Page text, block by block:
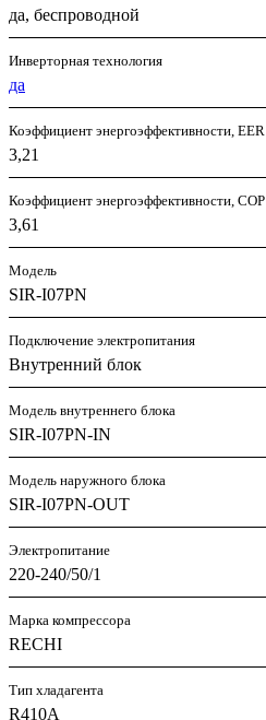
да, беспроводной
Инверторная технология
да
Коэффициент энергоэффективности, EER
3,21
Коэффициент энергоэффективности, COP
3,61
Модель
SIR-I07PN
Подключение электропитания
Внутренний блок
Модель внутреннего блока
SIR-I07PN-IN
Модель наружного блока
SIR-I07PN-OUT
Электропитание
220-240/50/1
Марка компрессора
RECHI
Тип хладагента
R410A